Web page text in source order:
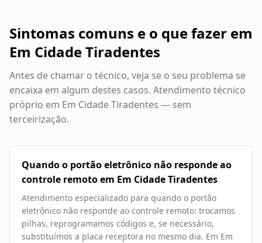
Sintomas comuns e o que fazer em
Em Cidade Tiradentes
Antes de chamar o técnico, veja se o seu problema se
encaixa em algum destes casos. Atendimento técnico
próprio em Em Cidade Tiradentes — sem
terceirização.
Quando o portão eletrônico não responde ao
controle remoto em Em Cidade Tiradentes
Atendimento especializado para quando o portão
eletrônico não responde ao controle remoto: trocamos
pilhas, reprogramamos códigos e, se necessário,
substituímos a placa receptora no mesmo dia. Em Em